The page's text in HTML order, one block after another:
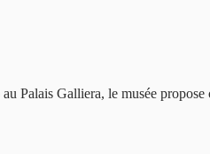
Palais Galliera, le musée